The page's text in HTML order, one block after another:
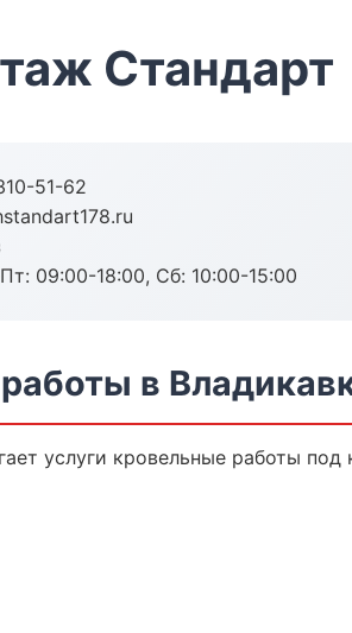
Стандарт
51-62
09:00-18:00, Сб: 10:00-15:00
в
услуги кровельные работы